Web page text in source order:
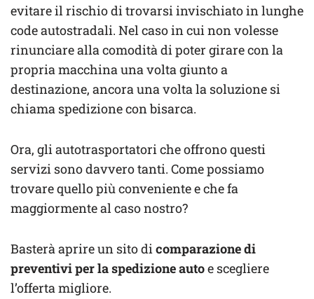
evitare il rischio di trovarsi invischiato in lunghe
code autostradali. Nel caso in cui non volesse
rinunciare alla comodità di poter girare con la
propria macchina una volta giunto a
destinazione, ancora una volta la soluzione si
chiama spedizione con bisarca.
Ora, gli autotrasportatori che offrono questi
servizi sono davvero tanti. Come possiamo
trovare quello più conveniente e che fa
maggiormente al caso nostro?
Basterà aprire un sito di comparazione di
preventivi per la spedizione autoe scegliere
l’offerta migliore.